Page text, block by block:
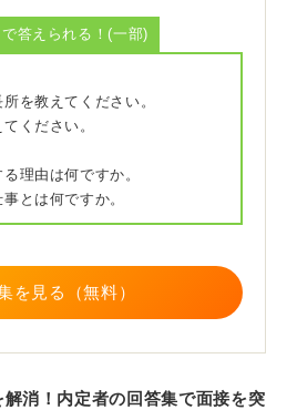
なった状態から、面接の最中に状
の業です。
対してうまく答えられなくても、
お時間ありがとうございました。
にこやかに明るく挨拶をして退出
の良さそうな人材だな」という印
。
たとしても「最初と最後の挨拶だ
信を持って面接に臨もう
にならないに越したことはないの
答えられる！(一部)
を教えてください。
ください。
理由は何ですか。
とは何ですか。
を見る（無料）
消！内定者の回答集で面接を突